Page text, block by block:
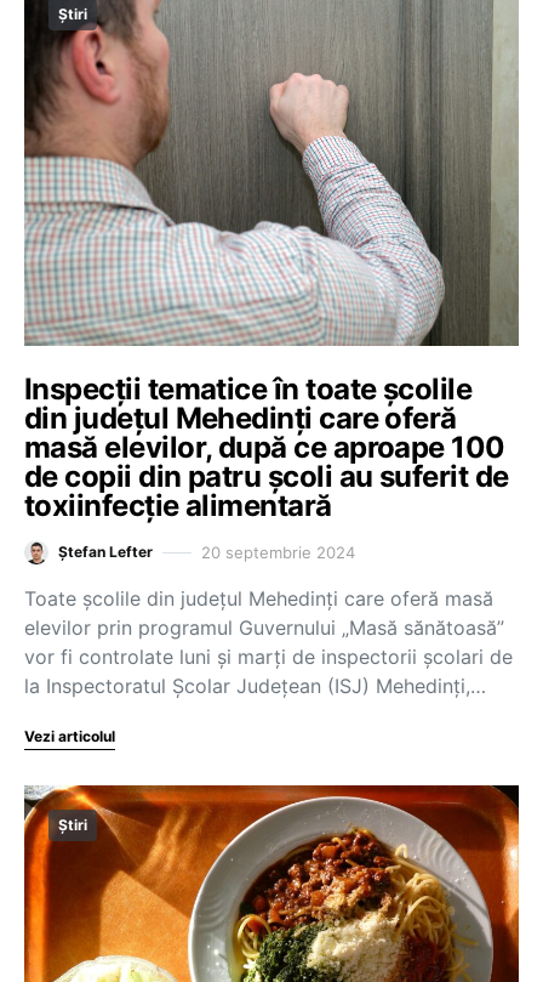
Știri
Inspecții tematice în toate școlile
din județul Mehedinți care oferă
masă elevilor, după ce aproape 100
de copii din patru școli au suferit de
toxiinfecție alimentară
Ștefan Lefter 20 septembrie 2024
Toate școlile din județul Mehedinți care oferă masă
elevilor prin programul Guvernului „Masă sănătoasă”
vor fi controlate luni și marți de inspectorii școlari de
la Inspectoratul Școlar Județean (ISJ) Mehedinți,…
Vezi articolul
Știri